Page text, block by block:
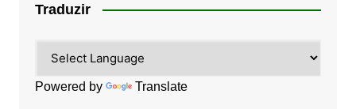
Traduzir
Powered by Translate